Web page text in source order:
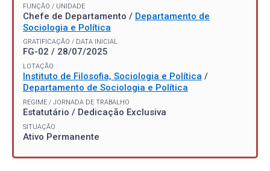
FUNÇÃO / UNIDADE
Chefe de Departamento / Departamento de
Sociologia e Política
GRATIFICAÇÃO / DATA INICIAL
FG-02 / 28/07/2025
LOTAÇÃO
Instituto de Filosofia, Sociologia e Política /
Departamento de Sociologia e Política
REGIME / JORNADA DE TRABALHO
Estatutário / Dedicação Exclusiva
SITUAÇÃO
Ativo Permanente